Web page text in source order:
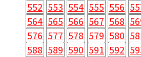
552 553 554 555 556
564 565 566 567 568
576 577 578 579 580
588 589 590 591 592